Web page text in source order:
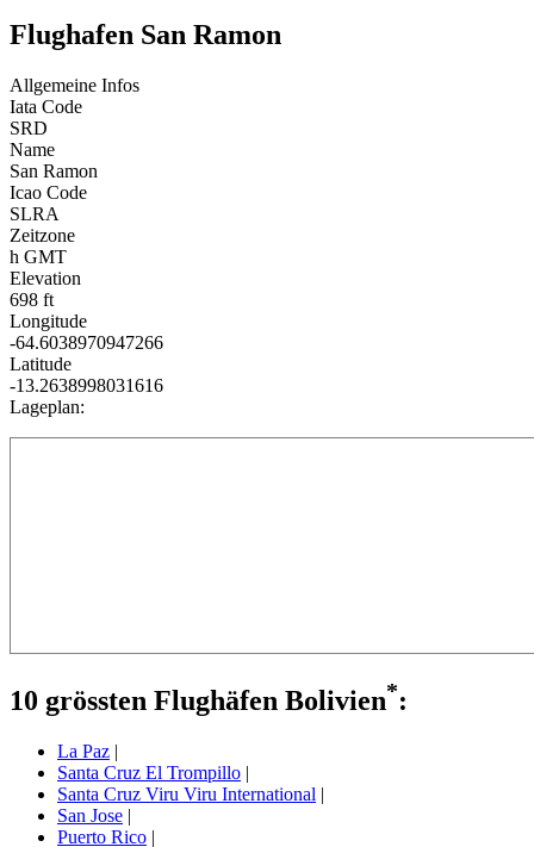
Flughafen San Ramon
Allgemeine Infos
Iata Code
SRD
Name
San Ramon
Icao Code
SLRA
Zeitzone
h GMT
Elevation
698 ft
Longitude
-64.6038970947266
Latitude
-13.2638998031616
Lageplan:
10 grössten Flughäfen Bolivien*:
La Paz |
Santa Cruz El Trompillo |
Santa Cruz Viru Viru International |
San Jose |
Puerto Rico |